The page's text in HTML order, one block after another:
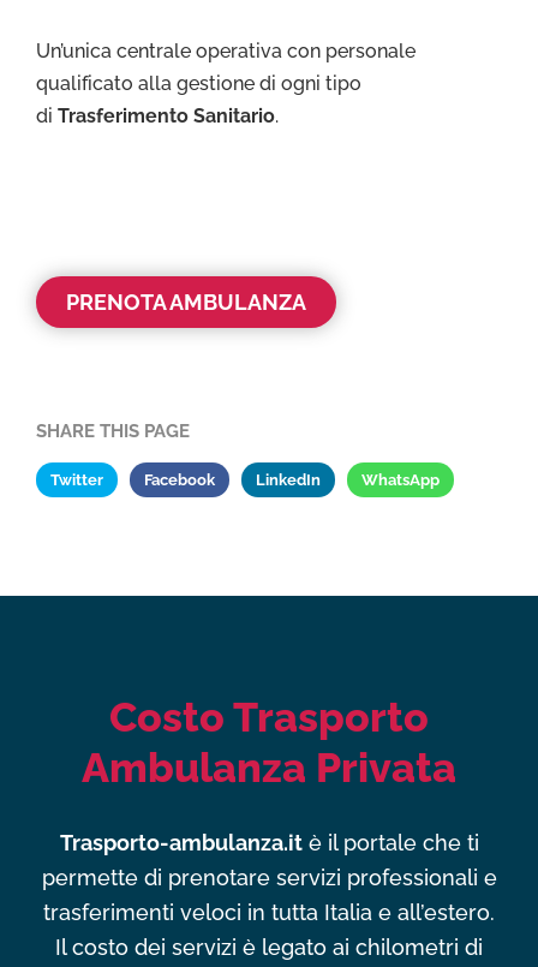
Un’unica centrale operativa con personale
qualificato alla gestione di ogni tipo
di Trasferimento Sanitario.
PRENOTA AMBULANZA
SHARE THIS PAGE
Twitter Facebook LinkedIn WhatsApp
Costo Trasporto
Ambulanza Privata
Trasporto-ambulanza.itè il portale che ti
permette di prenotare servizi professionali e
trasferimenti veloci in tutta Italia e all’estero.
Il costo dei servizi è legato ai chilometri di